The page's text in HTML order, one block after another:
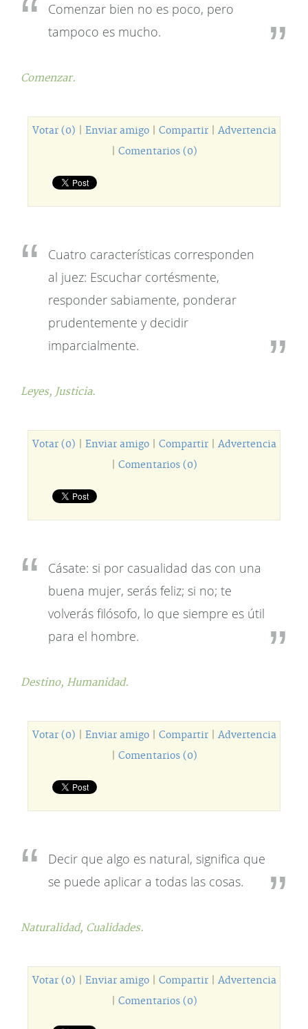
Comenzar bien no es poco, pero
tampoco es mucho.
Comenzar.
Votar (0) Enviar amigo| Compartir| Advertencia
Comentarios (0)
Cuatro características corresponden
al juez: Escuchar cortésmente,
responder sabiamente, ponderar
prudentemente y decidir
imparcialmente.
Leyes, Justicia.
Votar (0) Enviar amigo| Compartir| Advertencia
Comentarios (0)
Cásate: si por casualidad das con una
buena mujer, serás feliz; si no; te
volverás filósofo, lo que siempre es útil
para el hombre.
Destino, Humanidad.
Votar (0) Enviar amigo| Compartir| Advertencia
Comentarios (0)
Decir que algo es natural, significa que
se puede aplicar a todas las cosas.
Naturalidad, Cualidades.
Votar (0) Enviar amigo| Compartir| Advertencia
Comentarios (0)